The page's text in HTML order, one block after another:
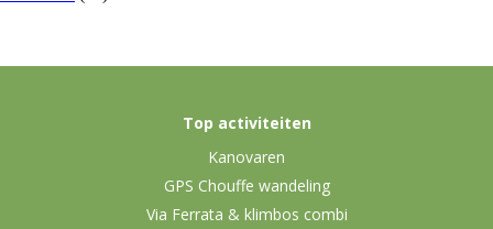
Top activiteiten
Kanovaren
GPS Chouffe wandeling
Via Ferrata & klimbos combi